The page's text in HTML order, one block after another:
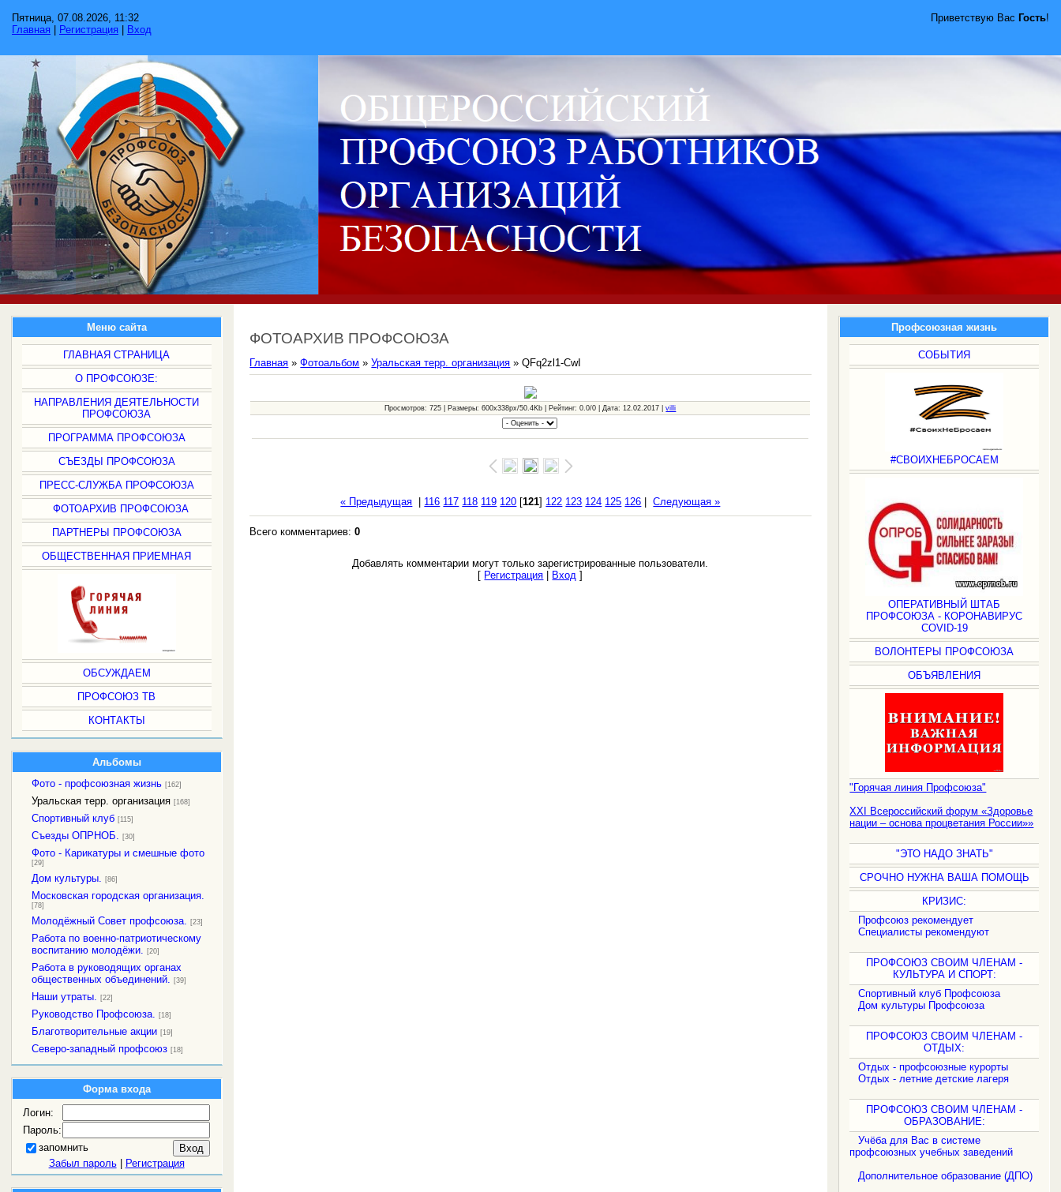
Приветствую Вас Гость!
Пятница, 07.08.2026, 11:32
Главная
Регистрация Вход
Меню сайта
ГЛАВНАЯ СТРАНИЦА
О ПРОФСОЮЗЕ:
НАПРАВЛЕНИЯ ДЕЯТЕЛЬНОСТИ
ПРОФСОЮЗА
ПРОГРАММА ПРОФСОЮЗА
СЪЕЗДЫ ПРОФСОЮЗА
ПРЕСС-СЛУЖБА ПРОФСОЮЗА
ФОТОАРХИВ ПРОФСОЮЗА
ПАРТНЕРЫ ПРОФСОЮЗА
ОБЩЕСТВЕННАЯ ПРИЕМНАЯ
ОБСУЖДАЕМ
ПРОФСОЮЗ ТВ
КОНТАКТЫ
Альбомы
Фото - профсоюзная жизнь [162]
Уральская терр. организация [168]
Спортивный клуб [115]
Съезды ОПРНОБ. [30]
Фото - Карикатуры и смешные фото
[29]
Дом культуры. [86]
Московская городская организация.
[78]
Молодёжный Совет профсоюза. [23]
Работа по военно-патриотическому
воспитанию молодёжи. [20]
Работа в руководящих органах
общественных объединений. [39]
Наши утраты. [22]
Руководство Профсоюза. [18]
Благотворительные акции [19]
Северо-западный профсоюз [18]
Форма входа
Логин:
Пароль:
запомнить
Забыл пароль| Регистрация
Профсоюзная жизнь
СОБЫТИЯ
#СВОИХНЕБРОСАЕМ
ОПЕРАТИВНЫЙ ШТАБ
ПРОФСОЮЗА - КОРОНАВИРУС
COVID-19
ВОЛОНТЕРЫ ПРОФСОЮЗА
ОБЪЯВЛЕНИЯ
"Горячая линия Профсоюза"
XXI Всероссийский форум «Здоровье
нации – основа процветания России»»
"ЭТО НАДО ЗНАТЬ"
СРОЧНО НУЖНА ВАША ПОМОЩЬ
КРИЗИС:
Профсоюз рекомендует
Специалисты рекомендуют
ПРОФСОЮЗ СВОИМ ЧЛЕНАМ -
КУЛЬТУРА И СПОРТ:
Спортивный клуб Профсоюза
Дом культуры Профсоюза
ПРОФСОЮЗ СВОИМ ЧЛЕНАМ -
ОТДЫХ:
Отдых - профсоюзные курорты
Отдых - летние детские лагеря
ПРОФСОЮЗ СВОИМ ЧЛЕНАМ -
ОБРАЗОВАНИЕ:
Учёба для Вас в системе
профсоюзных учебных заведений
Дополнительное образование (ДПО)
ФОТОАРХИВ ПРОФСОЮЗА
Главная »Фотоальбом »Уральская терр. организация » QFq2zl1-CwI
Просмотров: 725 | Размеры: 600x338px/50.4Kb | Рейтинг: 0.0/0 | Дата: 12.02.2017 |villi
« Предыдущая 116 117 118 119 120 [121] 122 123 124 125 126 |Следующая »
Всего комментариев:0
Добавлять комментарии могут только зарегистрированные пользователи.
[ Регистрация | Вход ]